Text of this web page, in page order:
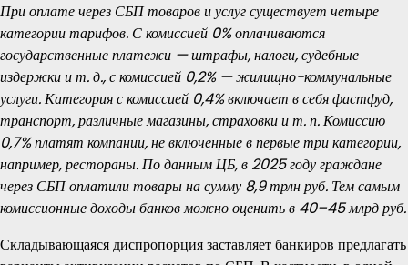
При оплате через СБП товаров и услуг существует четыре
категории тарифов. С комиссией 0% оплачиваются
государственные платежи — штрафы, налоги, судебные
издержки и т. д., с комиссией 0,2% — жилищно-коммунальные
услуги. Категория с комиссией 0,4% включает в себя фастфуд,
транспорт, различные магазины, страховки и т. п. Комиссию
0,7% платят компании, не включенные в первые три категории,
например, рестораны. По данным ЦБ, в 2025 году граждане
через СБП оплатили товары на сумму 8,9 трлн руб. Тем самым
комиссионные доходы банков можно оценить в 40–45 млрд руб.
Складывающаяся диспропорция заставляет банкиров предлагать